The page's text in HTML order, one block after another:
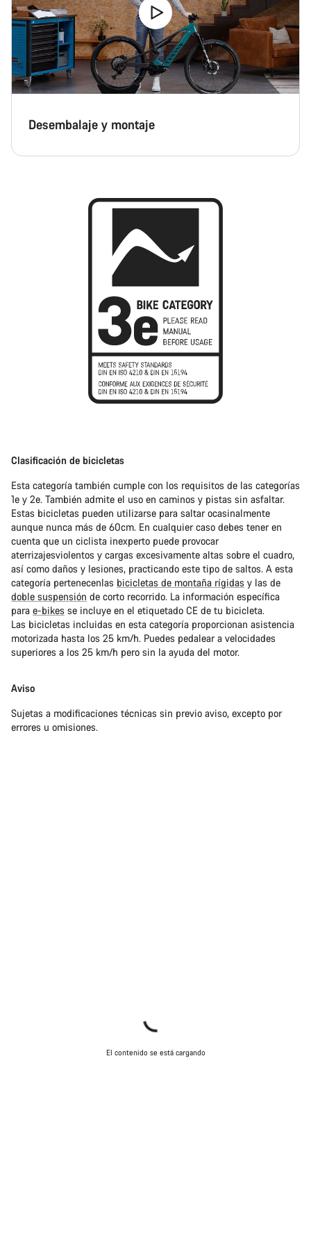
Desembalaje y montaje
Clasificación de bicicletas
Esta categoría también cumple con los requisitos de las categorías
1e y 2e. También admite el uso en caminos y pistas sin asfaltar.
Estas bicicletas pueden utilizarse para saltar ocasinalmente
aunque nunca más de 60cm. En cualquier caso debes tener en
cuenta que un ciclista inexperto puede provocar
aterrizajesviolentos y cargas excesivamente altas sobre el cuadro,
así como daños y lesiones, practicando este tipo de saltos. A esta
categoría pertenecenlas bicicletas de montaña rígidas y las de
doble suspensión de corto recorrido. La información específica
para e-bikes se incluye en el etiquetado CE de tu bicicleta.
Las bicicletas incluidas en esta categoría proporcionan asistencia
motorizada hasta los 25 km/h. Puedes pedalear a velocidades
superiores a los 25 km/h pero sin la ayuda del motor.
Aviso
Sujetas a modificaciones técnicas sin previo aviso, excepto por
errores u omisiones.
El contenido se está cargando